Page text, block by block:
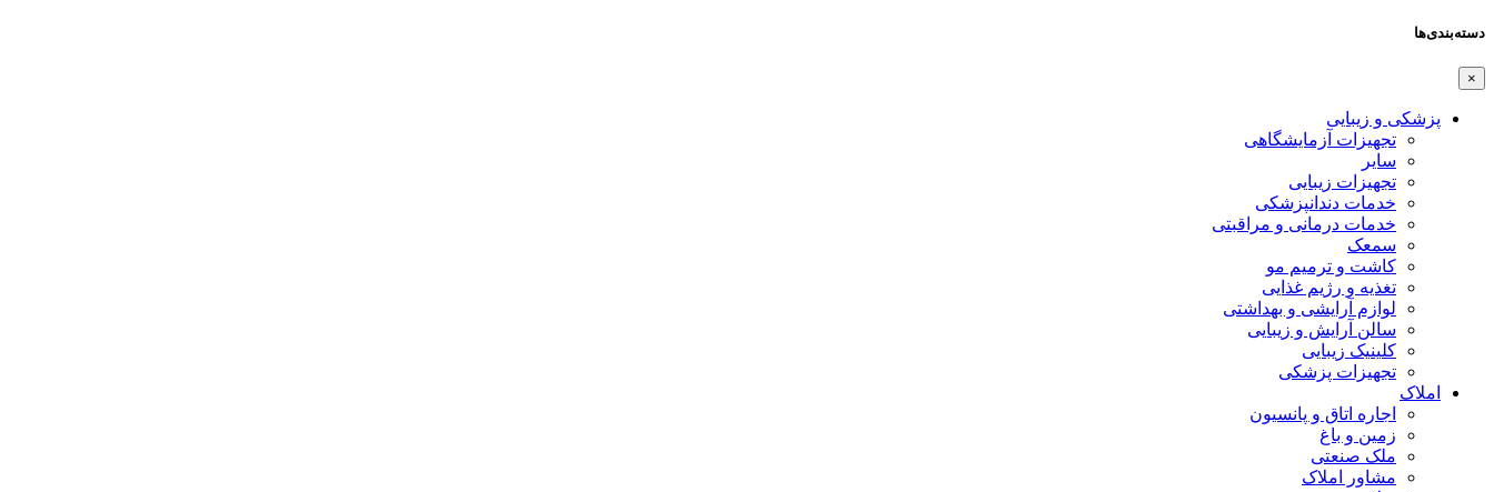
دسته‌بندی‌ها
×
پزشکی و زیبایی
تجهیزات آزمایشگاهی
سایر
تجهیزات زیبایی
خدمات دندانپزشکی
خدمات درمانی و مراقبتی
سمعک
کاشت و ترمیم مو
تغذیه و رژیم غذایی
لوازم آرایشی و بهداشتی
سالن آرایش و زیبایی
کلینیک زیبایی
تجهیزات پزشکی
املاک
اجاره اتاق و پانسیون
زمین و باغ
ملک صنعتی
مشاور املاک